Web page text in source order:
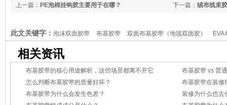
下一篇： 绒布线束
上一篇： PE泡棉挂钩胶主要用于在哪？
此文关键字： 泡沫双面胶带 布基胶带 双面布基胶带（地毯双面胶） EVA
粘热熔型双面胶，美纹纸胶带
相关资讯
布基胶带的核心用途解析，这些场景都离不开它
怎么判断布基胶带的质量好坏？
布基胶带在装修
布基胶带为什么会发生色差？